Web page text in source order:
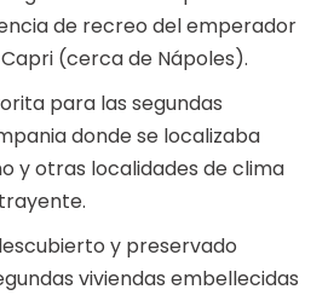
de recreo del emperador
(cerca de Nápoles).
para las segundas
donde se localizaba
y otras localidades de clima
y preservado
viviendas embellecidas